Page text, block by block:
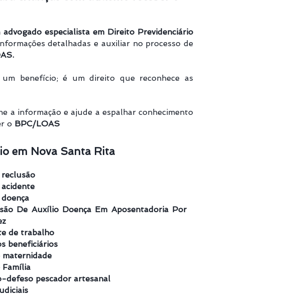
advogado especialista em Direito Previdenciário
detalhadas e auxiliar no processo de
benefício; é um direito que reconhece as
a informação e ajude a espalhar conhecimento
o BPC/LOAS
em Nova Santa Rita
De Auxílio Doença Em Aposentadoria Por
de trabalho
beneficiários
maternidade
Família
defeso pescador artesanal